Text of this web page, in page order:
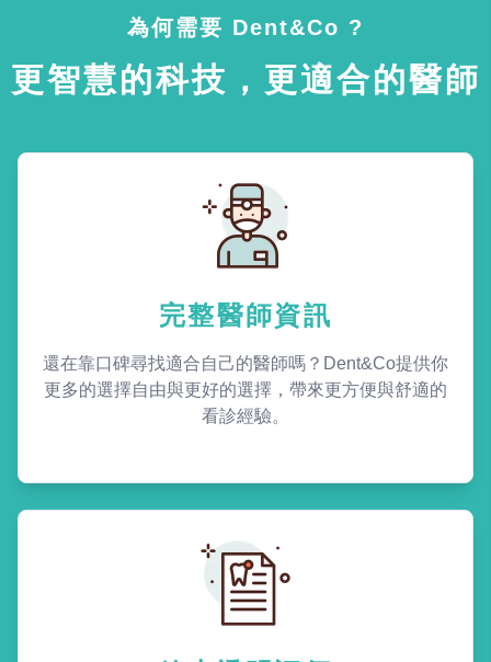
為何需要 Dent&Co ?
更智慧的科技，更適合的醫師
完整醫師資訊
還在靠口碑尋找適合自己的醫師嗎？Dent&Co提供你
更多的選擇自由與更好的選擇，帶來更方便與舒適的
看診經驗。